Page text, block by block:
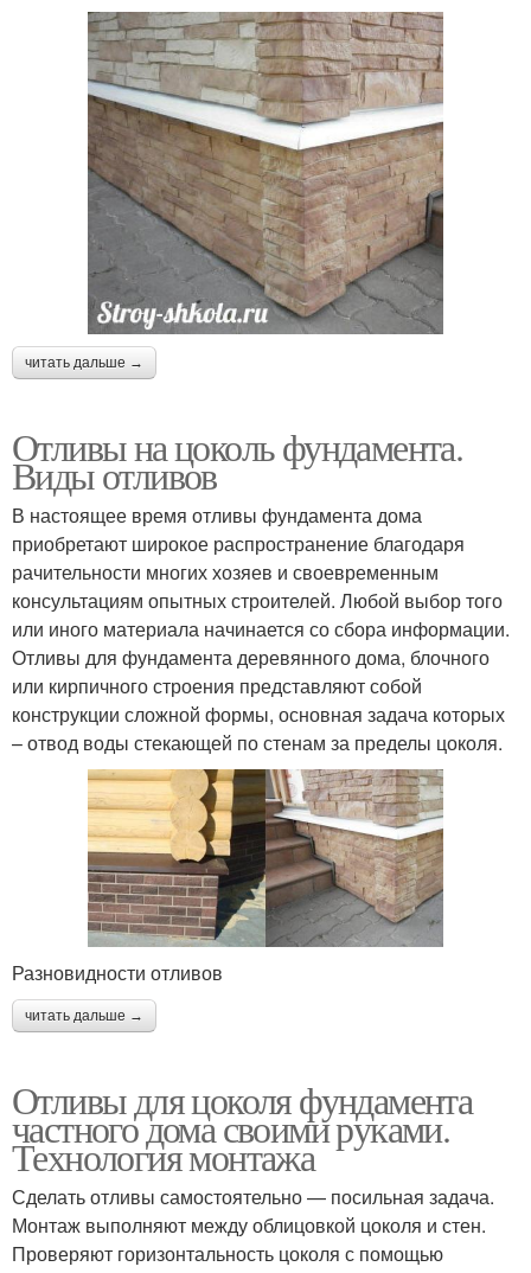
читать дальше →
Отливы на цоколь фундамента.
Виды отливов
В настоящее время отливы фундамента дома
приобретают широкое распространение благодаря
рачительности многих хозяев и своевременным
консультациям опытных строителей. Любой выбор того
или иного материала начинается со сбора информации.
Отливы для фундамента деревянного дома, блочного
или кирпичного строения представляют собой
конструкции сложной формы, основная задача которых
– отвод воды стекающей по стенам за пределы цоколя.
Разновидности отливов
читать дальше →
Отливы для цоколя фундамента
частного дома своими руками.
Технология монтажа
Сделать отливы самостоятельно — посильная задача.
Монтаж выполняют между облицовкой цоколя и стен.
Проверяют горизонтальность цоколя с помощью